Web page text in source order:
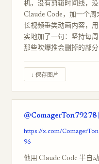
机，没有剪辑时间线，
Claude Code，加一个周
长视频垂类动画内容，
实地加了一句：坚持每
那些吹爆推会删掉的部
↓ 保存图片
@ComagerTon79278
https://x.com/
96
他用 Claude Code 半自